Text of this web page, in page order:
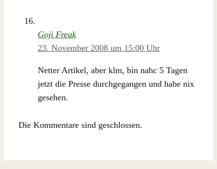
Goji Freak
23. November 2008 um 15:00 Uhr
Netter Artikel, aber klm, bin nahc 5 Tagen
jetzt die Presse durchgegangen und habe nix
gesehen.
Die Kommentare sind geschlossen.